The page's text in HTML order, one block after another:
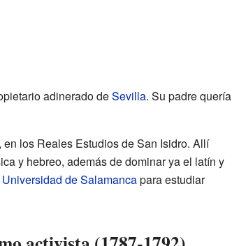
adinerado deSevilla. Su padre quería
los Reales Estudios de San Isidro. Allí
y hebreo, además de dominar ya el latín y
Universidad de Salamancapara estudiar